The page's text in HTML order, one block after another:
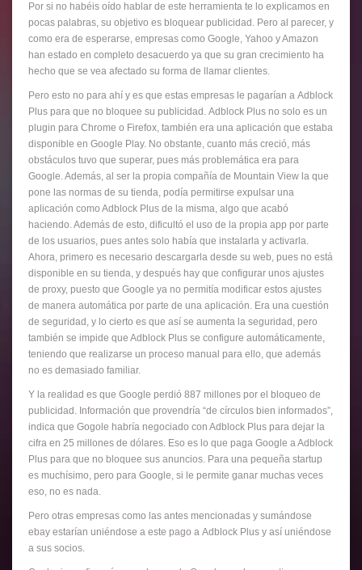
Por si no habéis oído hablar de este herramienta te lo explicamos en
pocas palabras, su objetivo es bloquear publicidad. Pero al parecer, y
como era de esperarse, empresas como Google, Yahoo y Amazon
han estado en completo desacuerdo ya que su gran crecimiento ha
hecho que se vea afectado su forma de llamar clientes.
Pero esto no para ahí y es que estas empresas le pagarían a Adblock
Plus para que no bloquee su publicidad. Adblock Plus no solo es un
plugin para Chrome o Firefox, también era una aplicación que estaba
disponible en Google Play. No obstante, cuanto más creció, más
obstáculos tuvo que superar, pues más problemática era para
Google. Además, al ser la propia compañía de Mountain View la que
pone las normas de su tienda, podía permitirse expulsar una
aplicación como Adblock Plus de la misma, algo que acabó
haciendo. Además de esto, dificultó el uso de la propia app por parte
de los usuarios, pues antes solo había que instalarla y activarla.
Ahora, primero es necesario descargarla desde su web, pues no está
disponible en su tienda, y después hay que configurar unos ajustes
de proxy, puesto que Google ya no permitía modificar estos ajustes
de manera automática por parte de una aplicación. Era una cuestión
de seguridad, y lo cierto es que así se aumenta la seguridad, pero
también se impide que Adblock Plus se configure automáticamente,
teniendo que realizarse un proceso manual para ello, que además
no es demasiado familiar.
Y la realidad es que Google perdió 887 millones por el bloqueo de
publicidad. Información que provendría “de círculos bien informados”,
indica que Gogole habría negociado con Adblock Plus para dejar la
cifra en 25 millones de dólares. Eso es lo que paga Google a Adblock
Plus para que no bloquee sus anuncios. Para una pequeña startup
es muchísimo, pero para Google, si le permite ganar muchas veces
eso, no es nada.
Pero otras empresas como las antes mencionadas y sumándose
ebay estarían uniéndose a este pago a Adblock Plus y así uniéndose
a sus socios.